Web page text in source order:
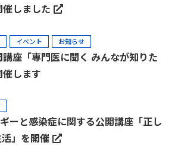
しました
イベント お知らせ
座「専門医に聞く みんなが知りた
します
ーと感染症に関する公開講座「正し
」を開催